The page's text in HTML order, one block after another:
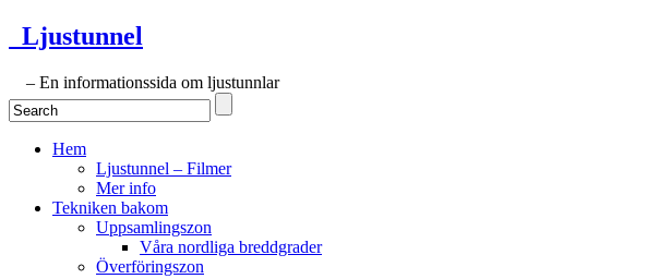
Ljustunnel
– En informationssida om ljustunnlar
Hem
Ljustunnel – Filmer
Mer info
Tekniken bakom
Uppsamlingszon
Våra nordliga breddgrader
Överföringszon